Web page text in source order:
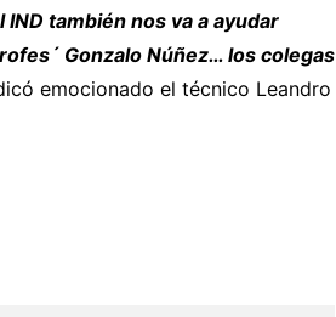
también nos va a ayudar
Gonzalo Núñez… los colegas
emocionado el técnico Leandro